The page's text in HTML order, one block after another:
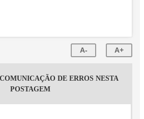
A- A+
DE ERROS NESTA
POSTAGEM